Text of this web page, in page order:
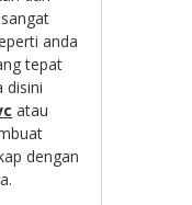
anda
tepat
disini
atau
dengan